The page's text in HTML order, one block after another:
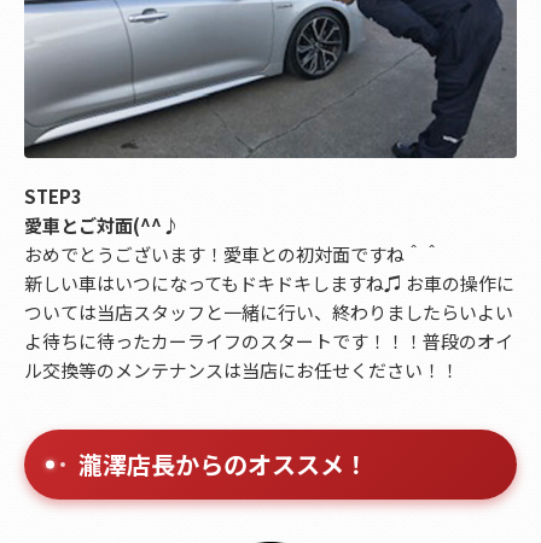
STEP3
愛車とご対面(^^♪
おめでとうございます！愛車との初対面ですね＾＾
新しい車はいつになってもドキドキしますね♫ お車の操作に
ついては当店スタッフと一緒に行い、終わりましたらいよい
よ待ちに待ったカーライフのスタートです！！！普段のオイ
ル交換等のメンテナンスは当店にお任せください！！
瀧澤店長からのオススメ！